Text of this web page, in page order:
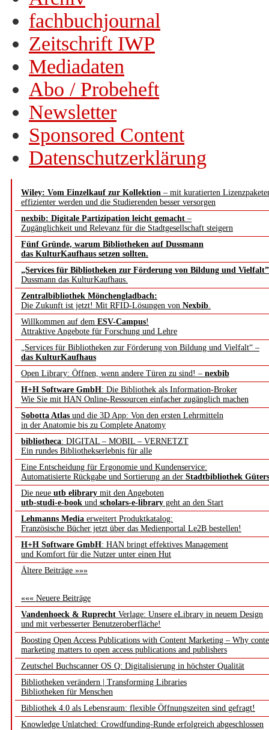
fachbuchjournal
Zeitschrift IWP
Mediadaten
Abo / Probeheft
Newsletter
Sponsored Content
Datenschutzerklärung
Wiley: Vom Einzelkauf zur Kollektion – mit kuratierten
effizienter werden und die Studierenden besser versorgen
nexbib: Digitale Partizipation leicht gemacht –
Zugänglichkeit und Relevanz für die Stadtgesellschaft steigern
Fünf Gründe, warum Bibliotheken auf Dussmann
das KulturKaufhaus setzen sollten.
„Services für Bibliotheken zur Förderung von Bildung und
Dussmann das KulturKaufhaus.
Zentralbibliothek Mönchengladbach:
Die Zukunft ist jetzt! Mit RFID-Lösungen von Nexbib.
Willkommen auf dem ESV-Campus!
Attraktive Angebote für Forschung und Lehre
„Services für Bibliotheken zur Förderung von Bildung und Vielfalt“ –
das KulturKaufhaus
Open Library: Öffnen, wenn andere Türen zu sind! – nexbib
H+H Software GmbH: Die Bibliothek als Information-Broker
Wie Sie mit HAN Online-Ressourcen einfacher zugänglich machen
Sobotta Atlas und die 3D App: Von den ersten Lehrmitteln
in der Anatomie bis zu Complete Anatomy
bibliotheca: DIGITAL – MOBIL – VERNETZT
Ein rundes Bibliothekserlebnis für alle
Eine Entscheidung für Ergonomie und Kundenservice:
Automatisierte Rückgabe und Sortierung an der Stadtbibliothek
Die neue utb elibrary mit den Angeboten
utb-studi-e-book und scholars-e-library geht an den Start
Lehmanns Media erweitert Produktkatalog:
Französische Bücher jetzt über das Medienportal Le2B bestellen!
H+H Software GmbH: HAN bringt effektives Management
und Komfort für die Nutzer unter einen Hut
Ältere Beiträge »»»
««« Neuere Beiträge
Vandenhoeck & Ruprecht Verlage: Unsere eLibrary in neuem Design
und mit verbesserter Benutzeroberfläche!
Boosting Open Access Publications with Content Marketing – Why
marketing matters to open access publications and publishers
Zeutschel Buchscanner OS Q: Digitalisierung in höchster Qualität
Bibliotheken verändern | Transforming Libraries
Bibliotheken für Menschen
Bibliothek 4.0 als Lebensraum: flexible Öffnungszeiten sind gefragt!
Knowledge Unlatched: Crowdfunding-Runde erfolgreich abgeschlossen